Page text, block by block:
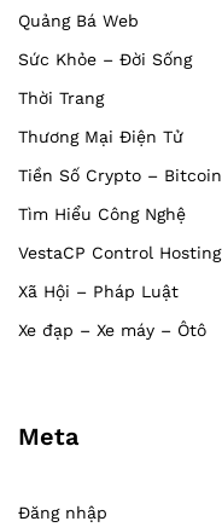
Quảng Bá Web
Sức Khỏe – Đời Sống
Thời Trang
Thương Mại Điện Tử
Tiền Số Crypto – Bitcoin
Tìm Hiểu Công Nghệ
VestaCP Control Hosting
Xã Hội – Pháp Luật
Xe đạp – Xe máy – Ôtô
Meta
Đăng nhập